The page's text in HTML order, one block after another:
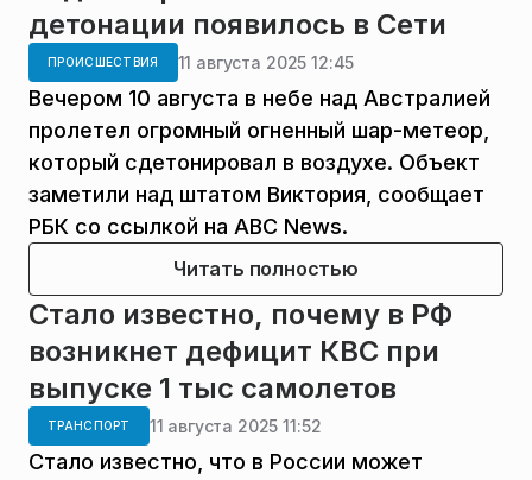
детонации появилось в Сети
ПРОИСШЕСТВИЯ 11 августа 2025 12:45
Вечером 10 августа в небе над Австралией
пролетел огромный огненный шар-метеор,
который сдетонировал в воздухе. Объект
заметили над штатом Виктория, сообщает
РБК со ссылкой на ABC News.
Читать полностью
Стало известно, почему в РФ
возникнет дефицит КВС при
выпуске 1 тыс самолетов
ТРАНСПОРТ 11 августа 2025 11:52
Стало известно, что в России может